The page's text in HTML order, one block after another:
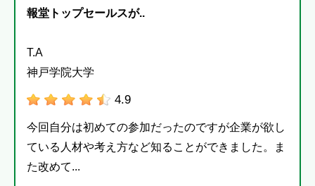
報堂トップセールスが..
T.A
神戸学院大学
4.9
今回自分は初めての参加だったのですが企業が欲し
ている人材や考え方など知ることができました。ま
た改めて...